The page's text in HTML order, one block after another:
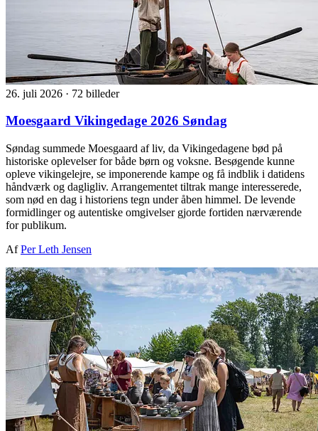
26. juli 2026 · 72 billeder
Moesgaard Vikingedage 2026 Søndag
Søndag summede Moesgaard af liv, da Vikingedagene bød på
historiske oplevelser for både børn og voksne. Besøgende kunne
opleve vikingelejre, se imponerende kampe og få indblik i datidens
håndværk og dagligliv. Arrangementet tiltrak mange interesserede,
som nød en dag i historiens tegn under åben himmel. De levende
formidlinger og autentiske omgivelser gjorde fortiden nærværende
for publikum.
AfPer Leth Jensen